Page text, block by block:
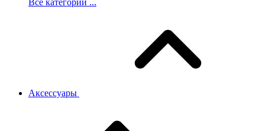
Все категории ...
Аксессуары